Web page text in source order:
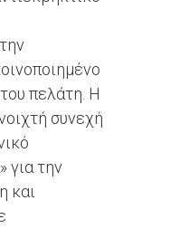
πελάτη. Η
συνεχή
για την
και